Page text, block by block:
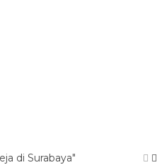
di Surabaya"